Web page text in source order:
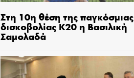
Στη 10η θέση της παγκόσμιας
δισκοβολίας Κ20 η Βασιλική
Σαμολαδά